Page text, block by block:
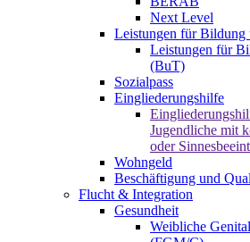
Next Level
Leistungen für Bildung
Leistungen für
(BuT)
Sozialpass
Eingliederungshilfe
Jugendliche mit
oder
Wohngeld
Beschäftigung und
Flucht & Integration
Gesundheit
Weibliche